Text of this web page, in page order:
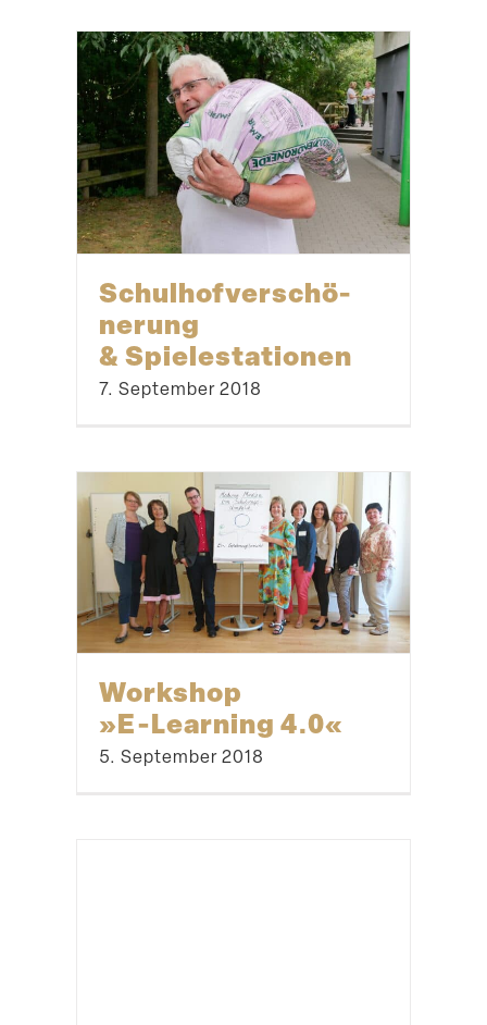
Schul­hof­ver­schö­
nerung
& Spielestationen
7. September 2018
Workshop
»E‑Learning 4.0«
5. September 2018